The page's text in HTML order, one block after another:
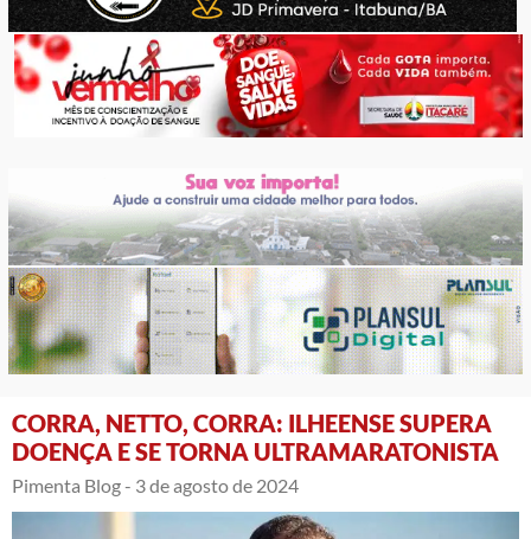
CORRA, NETTO, CORRA: ILHEENSE SUPERA
DOENÇA E SE TORNA ULTRAMARATONISTA
Pimenta Blog - 3 de agosto de 2024